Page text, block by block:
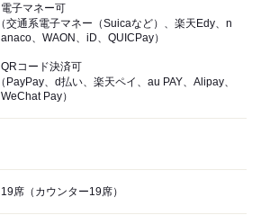
電子マネー可
（交通系電子マネー（Suicaなど）、楽天Edy、n
anaco、WAON、iD、QUICPay）
QRコード決済可
（PayPay、d払い、楽天ペイ、au PAY、Alipay、
WeChat Pay）
19席（カウンター19席）